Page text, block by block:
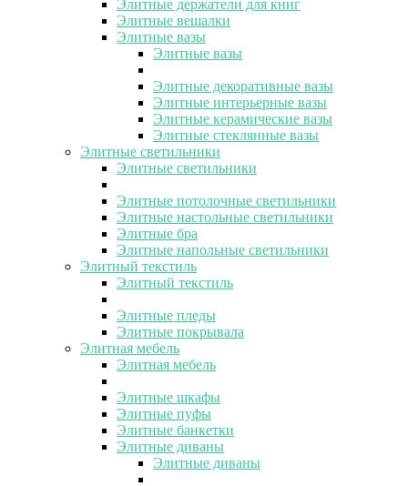
Элитные держатели для книг
Элитные вешалки
Элитные вазы
Элитные вазы
Элитные декоративные вазы
Элитные интерьерные вазы
Элитные керамические вазы
Элитные стеклянные вазы
Элитные светильники
Элитные светильники
Элитные потолочные светильники
Элитные настольные светильники
Элитные бра
Элитные напольные светильники
Элитный текстиль
Элитный текстиль
Элитные пледы
Элитные покрывала
Элитная мебель
Элитная мебель
Элитные шкафы
Элитные пуфы
Элитные банкетки
Элитные диваны
Элитные диваны